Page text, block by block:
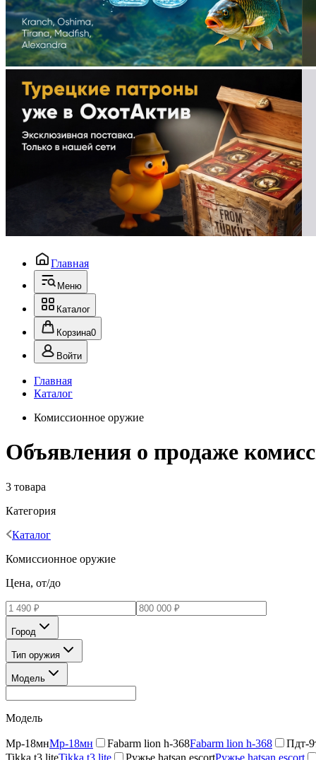
Главная
Меню
Каталог
Корзина0
Войти
Главная
Каталог
Комиссионное оружие
Объявления о продаже
3 товара
Категория
Каталог
Комиссионное оружие
Цена, от/до
Город
Тип оружия
Модель
Модель
Мр-18мнМр-18мн Fabarm lion h-368Fabarm lion h-368
Пдт-
Tikka t3 liteTikka t3 lite Ружье hatsan escortРужье hatsan escort